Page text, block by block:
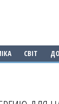
СВІТ